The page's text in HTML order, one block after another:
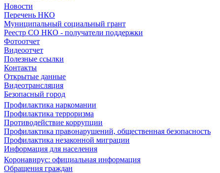
Новости
Перечень НКО
Муниципальный социальный грант
Реестр СО НКО - получатели поддержки
Фотоотчет
Видеоотчет
Полезные ссылки
Контакты
Открытые данные
Видеотрансляция
Безопасный город
Профилактика наркомании
Профилактика терроризма
Противодействие коррупции
Профилактика правонарушений, общественная безопасность
Профилактика незаконной миграции
Информация для населения
Коронавирус: официальная информация
Обращения граждан